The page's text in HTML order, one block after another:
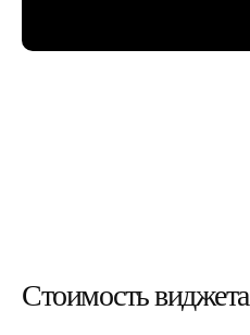
Стоимость виджета